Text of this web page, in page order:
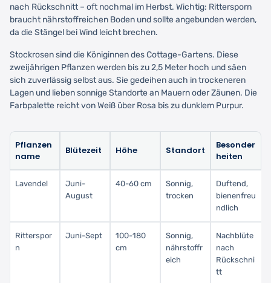
nach Rückschnitt – oft nochmal im Herbst. Wichtig: Rittersporn
braucht nährstoffreichen Boden und sollte angebunden werden,
da die Stängel bei Wind leicht brechen.
Stockrosen sind die Königinnen des Cottage-Gartens. Diese
zweijährigen Pflanzen werden bis zu 2,5 Meter hoch und säen
sich zuverlässig selbst aus. Sie gedeihen auch in trockeneren
Lagen und lieben sonnige Standorte an Mauern oder Zäunen. Die
Farbpalette reicht von Weiß über Rosa bis zu dunklem Purpur.
Pflanzen
name
Blütezeit Höhe Standort
Besonder
heiten
Lavendel
Juni-
August
40-60 cm
Sonnig,
trocken
Duftend,
bienenfreu
ndlich
Ritterspor
n
Juni-Sept
100-180
cm
Sonnig,
nährstoffr
eich
Nachblüte
nach
Rückschni
tt